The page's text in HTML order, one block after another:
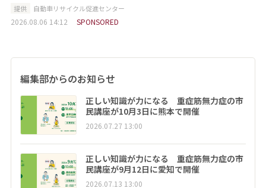
提供 自動車リサイクル促進センター
2026.08.06 14:12 SPONSORED
編集部からのお知らせ
正しい知識が力になる 重症筋無力症の市
民講座が10月3日に熊本で開催
2026.07.27 13:00
正しい知識が力になる 重症筋無力症の市
民講座が9月12日に愛知で開催
2026.07.13 13:00